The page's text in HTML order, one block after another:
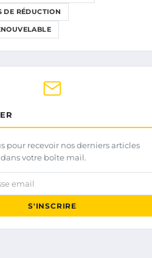
DE RÉDUCTION
pour recevoir nos derniers articles
votre boîte mail.
email
S'INSCRIRE